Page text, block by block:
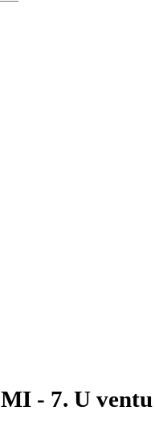
- 7. U